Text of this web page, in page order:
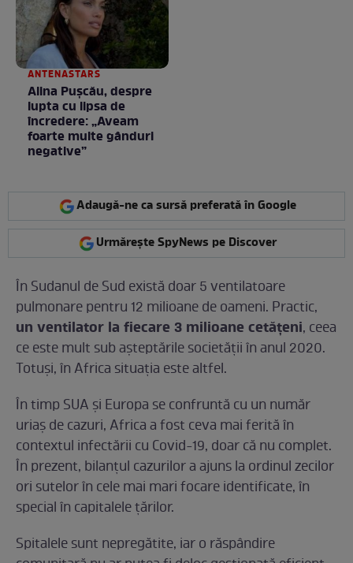
ANTENASTARS
Alina Pușcău, despre
lupta cu lipsa de
încredere: „Aveam
foarte multe gânduri
negative”
Adaugă-ne ca sursă preferată în Google
Urmărește SpyNews pe Discover
În Sudanul de Sud există doar 5 ventilatoare
pulmonare pentru 12 milioane de oameni. Practic,
un ventilator la fiecare 3 milioane cetăţeni, ceea
ce este mult sub așteptările societății în anul 2020.
Totuși, în Africa situația este altfel.
În timp SUA și Europa se confruntă cu un număr
uriaș de cazuri, Africa a fost ceva mai ferită în
contextul infectării cu Covid-19, doar că nu complet.
În prezent, bilanțul cazurilor a ajuns la ordinul zecilor
ori sutelor în cele mai mari focare identificate, în
special în capitalele țărilor.
Spitalele sunt nepregătite, iar o răspândire